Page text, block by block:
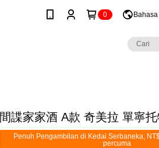
0
間諜家家酒 A款 奇美拉 單寧
Penuh Pengambilan di Kedai Serbaneka,
percuma